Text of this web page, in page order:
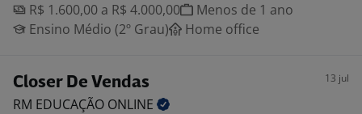
R$ 1.600,00 a R$ 4.000,00
Menos de 1 ano
Ensino Médio (2º Grau)
Home office
Closer De Vendas 13 jul
RM EDUCAÇÃO ONLINE